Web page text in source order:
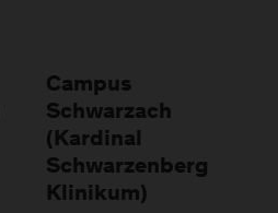
Campus
Schwarzach
(Kardinal
Schwarzenberg
Klinikum)